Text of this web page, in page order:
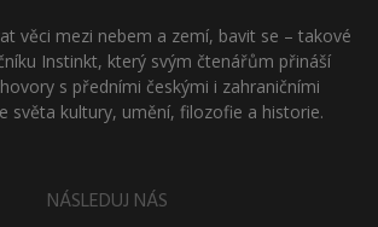
věci mezi nebem a zemí, bavit se – takové
Instinkt, který svým čtenářům přináší
s předními českými i zahraničními
světa kultury, umění, filozofie a historie.
NÁSLEDUJ NÁS